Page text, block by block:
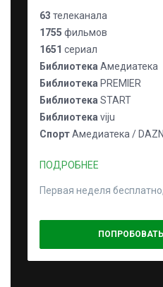
63 телеканала
1755 фильмов
1651 сериал
Библиотека Амедиатека
Библиотека PREMIER
Библиотека START
Библиотека viju
СпортАмедиатека / DAZN
ПОДРОБНЕЕ
Первая неделя